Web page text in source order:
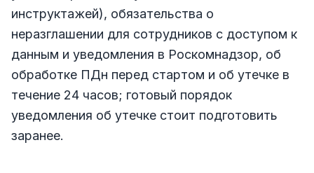
инструктажей), обязательства о
неразглашении для сотрудников с доступом к
данным и уведомления в Роскомнадзор, об
обработке ПДн перед стартом и об утечке в
течение 24 часов; готовый порядок
уведомления об утечке стоит подготовить
заранее.